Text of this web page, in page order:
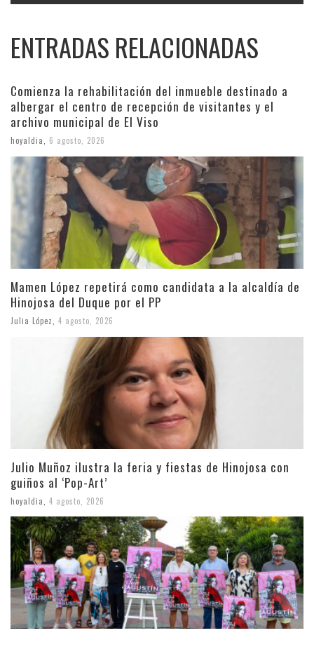
ENTRADAS RELACIONADAS
Comienza la rehabilitación del inmueble destinado a
albergar el centro de recepción de visitantes y el
archivo municipal de El Viso
hoyaldia 6 agosto, 2026
Mamen López repetirá como candidata a la alcaldía de
Hinojosa del Duque por el PP
Julia López 4 agosto, 2026
Julio Muñoz ilustra la feria y fiestas de Hinojosa con
guiños al ‘Pop-Art’
hoyaldia 4 agosto, 2026